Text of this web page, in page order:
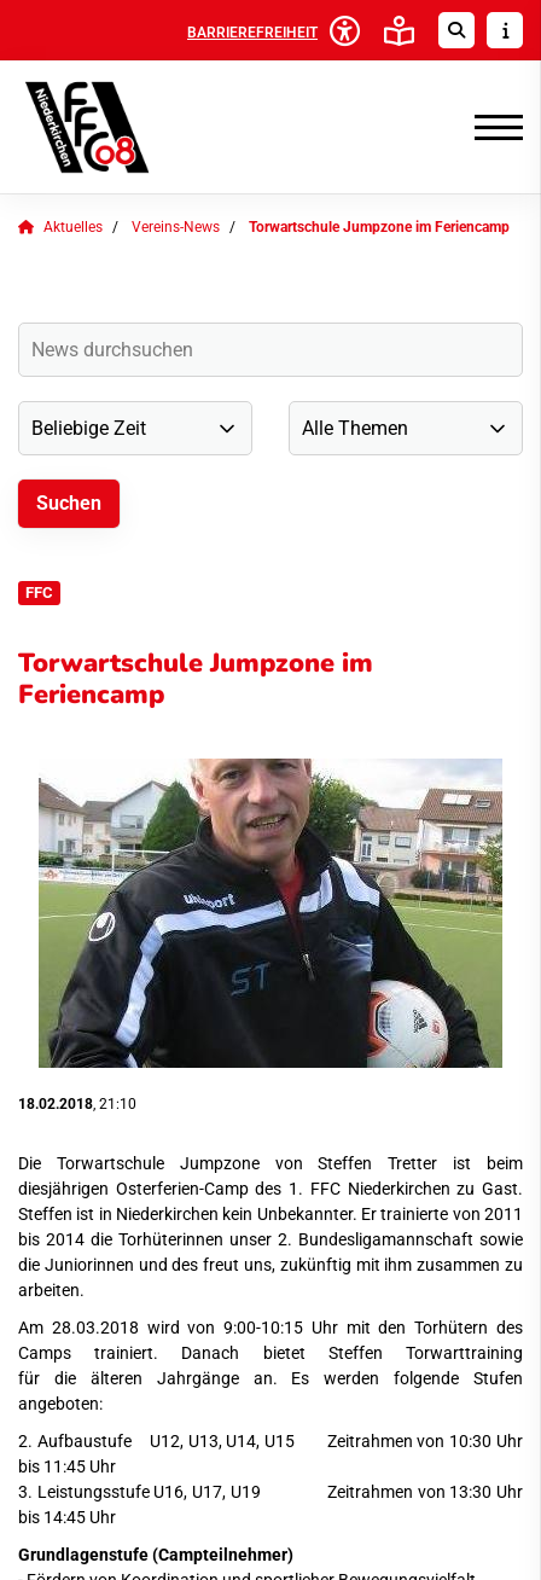
BARRIEREFREIHEIT
Aktuelles Vereins-News Torwartschule Jumpzone im Feriencamp
FFC
Torwartschule Jumpzone im
Feriencamp
18.02.2018, 21:10
Die Torwartschule Jumpzone von Steffen Tretter ist beim
diesjährigen Osterferien-Camp des 1. FFC Niederkirchen zu Gast.
Steffen ist in Niederkirchen kein Unbekannter. Er trainierte von 2011
bis 2014 die Torhüterinnen unser 2. Bundesligamannschaft sowie
die Juniorinnen und des freut uns, zukünftig mit ihm zusammen zu
arbeiten.
Am 28.03.2018 wird von 9:00-10:15 Uhr mit den Torhütern des
Camps trainiert. Danach bietet Steffen Torwarttraining
für die älteren Jahrgänge an. Es werden folgende Stufen
angeboten:
2. Aufbaustufe U12, U13, U14, U15 Zeitrahmen von 10:30 Uhr
bis 11:45 Uhr
3. Leistungsstufe U16, U17, U19 Zeitrahmen von 13:30 Uhr
bis 14:45 Uhr
Grundlagenstufe (Campteilnehmer)